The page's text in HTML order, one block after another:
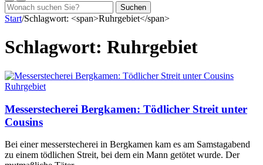
Suchen
nach:
Suchen
Start/Schlagwort: <span>Ruhrgebiet</span>
Schlagwort: Ruhrgebiet
Ruhrgebiet
Messerstecherei Bergkamen: Tödlicher Streit unter
Cousins
Bei einer messerstecherei in Bergkamen kam es am Samstagabend
zu einem tödlichen Streit, bei dem ein Mann getötet wurde. Der